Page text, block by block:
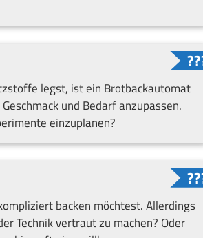
legst, ist ein Brotbackautomat
und Bedarf anzupassen.
einzuplanen?
backen möchtest. Allerdings
Technik vertraut zu machen? Oder